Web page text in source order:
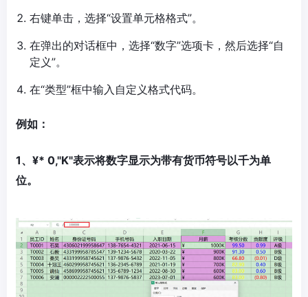
右键单击，选择“设置单元格格式”。
在弹出的对话框中，选择“数字”选项卡，然后选择“自
定义”。
在“类型”框中输入自定义格式代码。
例如：
1、¥* 0,"K"表示将数字显示为带有货币符号以千为单
位。